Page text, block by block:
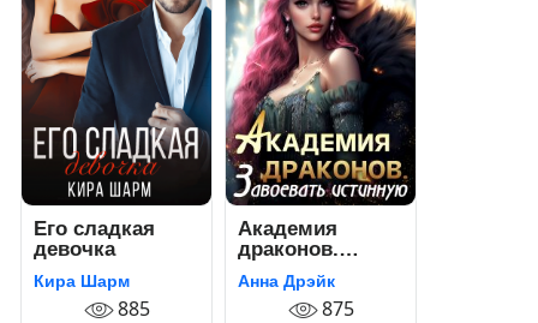
Его сладкая
девочка
Кира Шарм
885
Академия
драконов.
Завоевать
истинную
Анна Дрэйк
875